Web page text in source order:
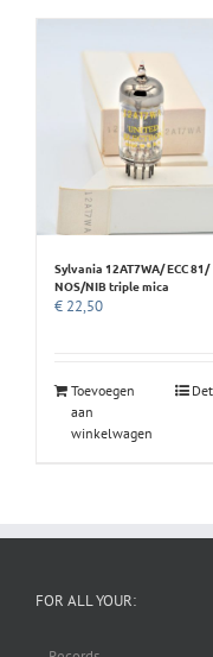
Sylvania 12AT7WA/ ECC 81/
NOS/NIB triple mica
€ 22,50
Toevoegen
aan
winkelwagen
FOR ALL YOUR: